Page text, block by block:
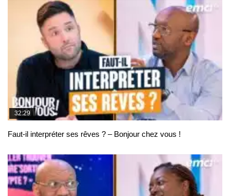
32:29
Faut-il interpréter ses rêves ? – Bonjour chez vous !